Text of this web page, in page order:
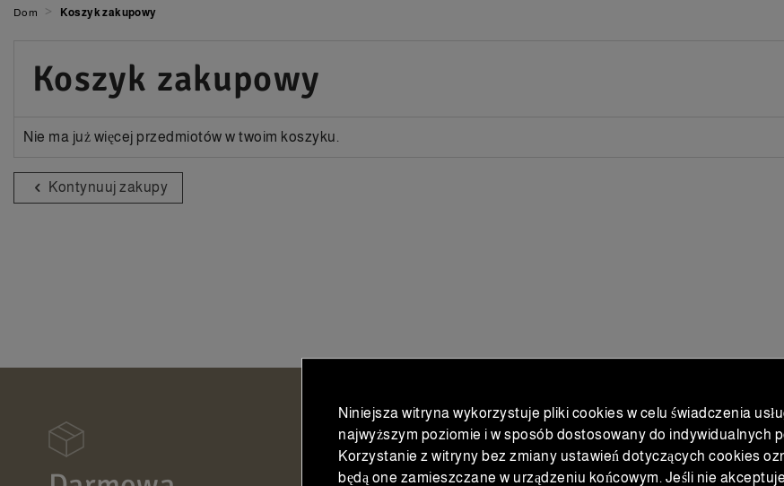
Dom > Koszyk zakupowy
koszyk zakupowy
Nie ma już więcej przedmiotów w twoim koszyku.
Kontynuuj zakupy
Niniejsza witryna wykorzystuje pliki cookies w celu świadczenia
najwyższym poziomie i w sposób dostosowany do indywidualnych
Korzystanie z witryny bez zmiany ustawień dotyczących cookies
będą one zamieszczane w urządzeniu końcowym. Jeśli nie